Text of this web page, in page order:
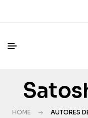
HOME AUTORES